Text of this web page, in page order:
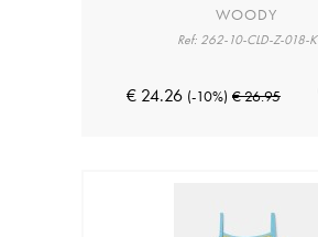
WOODY
Ref: 262-10-CLD-Z-018-K
€ 24.26 (-10%) € 26.95